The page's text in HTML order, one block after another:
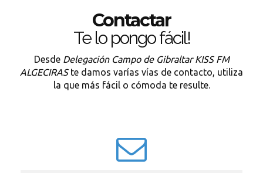
Contactar
Te lo pongo fácil!
Desde Delegación Campo de Gibraltar KISS FM
ALGECIRASte damos varías vías de contacto, utiliza
la que más fácil o cómoda te resulte.